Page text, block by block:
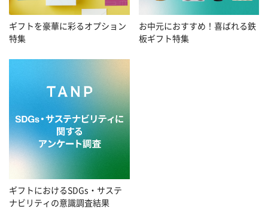
ギフトを豪華に彩るオプション
特集
お中元におすすめ！喜ばれる鉄
板ギフト特集
ギフトにおけるSDGs・サステ
ナビリティの意識調査結果